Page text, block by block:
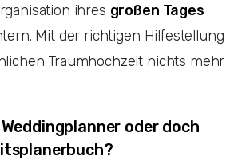
ihres großen Tages
Mit der richtigen Hilfestellung
Traumhochzeit nichts mehr
oder doch